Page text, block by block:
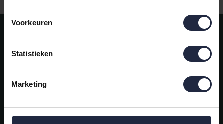
Voorkeuren
Statistieken
Marketing
Meld je aan voor onze nieuwsbrief!
AANMELDEN
Snel regelen in je account. Volg je bestelling, betaal facturen of
Vragen?